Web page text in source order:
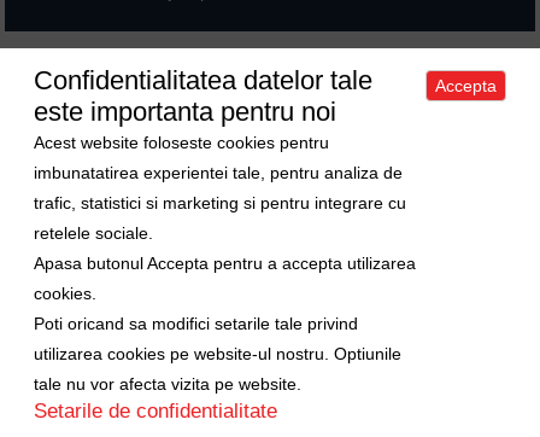
Acasa|Despre noi|Apartamente|Case/Vile Terenuri|Spatii
comerciale|Trimite oferta ta|Contact
Politica de confidentialitate
|Politica de cookies
Curs valutar
1 Euro = 5.2489 RON
Ne gasiti si pe
Copyright © 2009-2026 Axa Imobiliare
Confidentialitatea datelor tale
este importanta pentru noi
Acest website foloseste cookies pentru
imbunatatirea experientei tale, pentru analiza de
trafic, statistici si marketing si pentru integrare cu
retelele sociale.
Apasa butonul Accepta pentru a accepta utilizarea
cookies.
Poti oricand sa modifici setarile tale privind
utilizarea cookies pe website-ul nostru. Optiunile
tale nu vor afecta vizita pe website.
Setarile de confidentialitate
Accepta